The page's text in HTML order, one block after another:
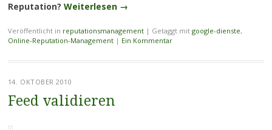
Reputation? Weiterlesen →
Veröffentlicht in reputationsmanagement | Getaggt mit google-dienste,
Online-Reputation-Management | Ein Kommentar
14. OKTOBER 2010
Feed validieren